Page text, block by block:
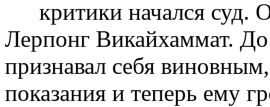
критики начался суд.
Лерпонг Викайхаммат.
признавал себя
показания и теперь ему